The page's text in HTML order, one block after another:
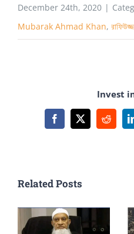
December 24th, 2020 |
Mubarak Ahmad Khan,
Invest
Facebook
X Reddit
Related Posts